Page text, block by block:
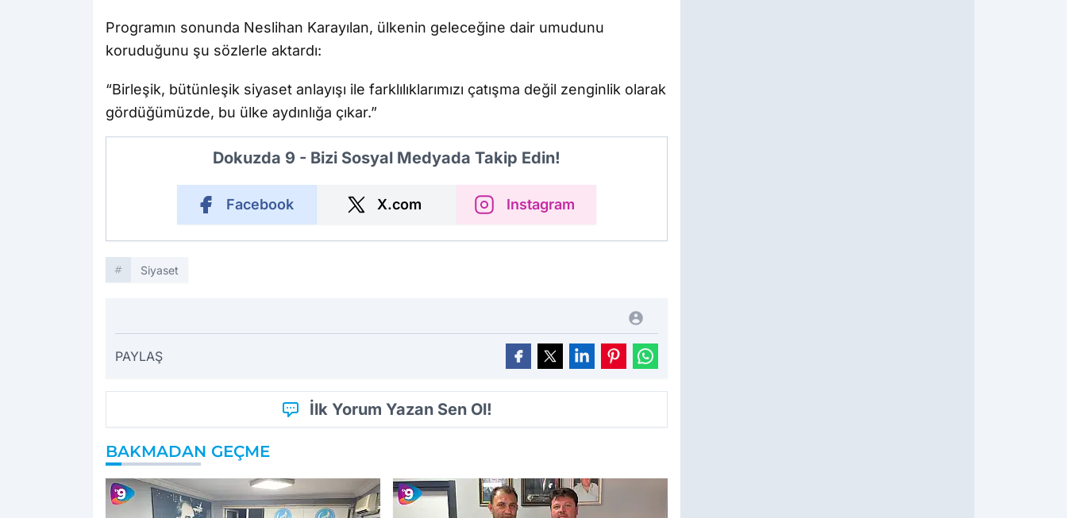
Programın sonunda Neslihan Karayılan, ülkenin geleceğine dair umudunu
koruduğunu şu sözlerle aktardı:
“Birleşik, bütünleşik siyaset anlayışı ile farklılıklarımızı çatışma değil zenginlik olarak
gördüğümüzde, bu ülke aydınlığa çıkar.”
Dokuzda 9 - Bizi Sosyal Medyada Takip Edin!
Facebook X.com Instagram
Siyaset
PAYLAŞ
İlk Yorum Yazan Sen Ol!
BAKMADAN GEÇME